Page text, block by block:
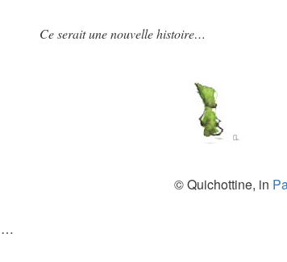
Ce serait une nouvelle histoire…
© Quichottine, in
…